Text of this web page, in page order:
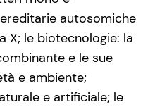
autosomiche
X; le biotecnologie: la
e le sue
e ambiente;
e artificiale; le